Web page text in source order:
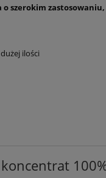
szerokim
ilości